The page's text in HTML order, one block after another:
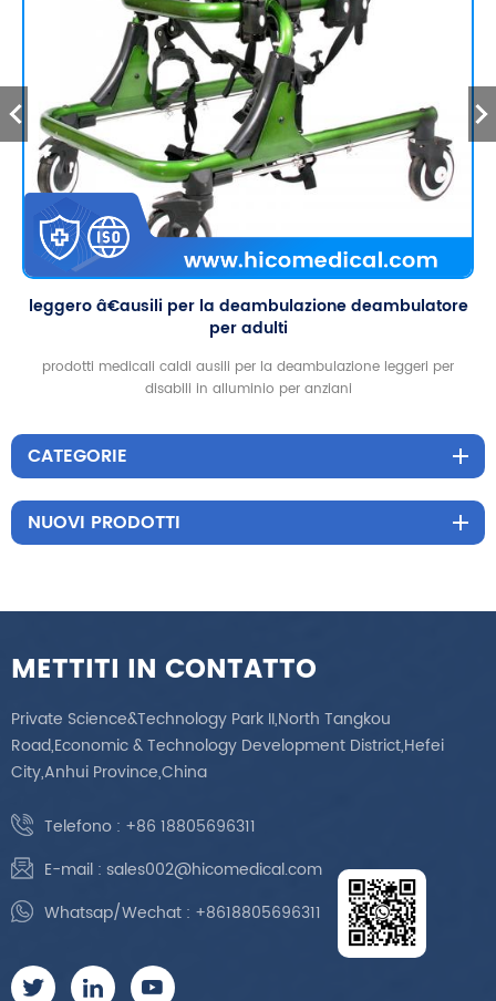
leggero â€ausili per la deambulazione deambulatore
per adulti
prodotti medicali caldi ausili per la deambulazione leggeri per
disabili in alluminio per anziani
CATEGORIE
NUOVI PRODOTTI
METTITI IN CONTATTO
Private Science&Technology Park II,North Tangkou
Road,Economic & Technology Development District,Hefei
City,Anhui Province,China
Telefono : +86 18805696311
E-mail : sales002@hicomedical.com
Whatsap/Wechat : +8618805696311